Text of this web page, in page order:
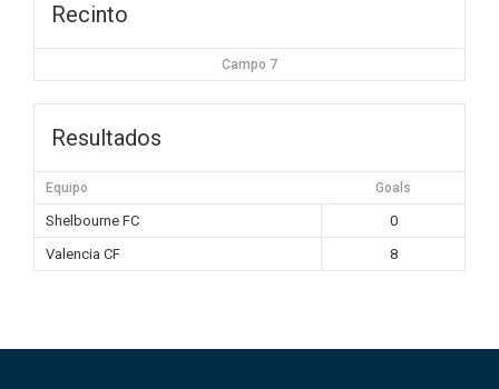
Recinto
Campo 7
Resultados
Equipo Goals
Shelbourne FC
0
Valencia CF
8